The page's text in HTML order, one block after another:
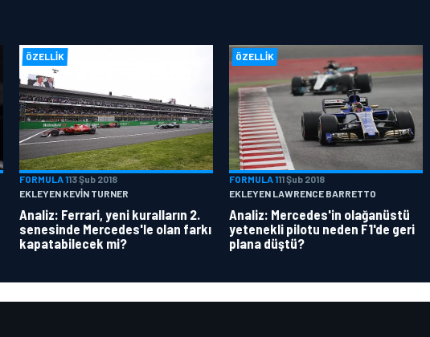
ÖZELLIK
FORMULA 113 Şub 2018
EKLEYEN KEVIN TURNER
Analiz: Ferrari, yeni kuralların 2.
senesinde Mercedes'le olan farkı
kapatabilecek mi?
ÖZELLIK
FORMULA 111 Şub 2018
EKLEYEN LAWRENCE BARRETTO
Analiz: Mercedes'in olağanüstü
yetenekli pilotu neden F1'de geri
plana düştü?